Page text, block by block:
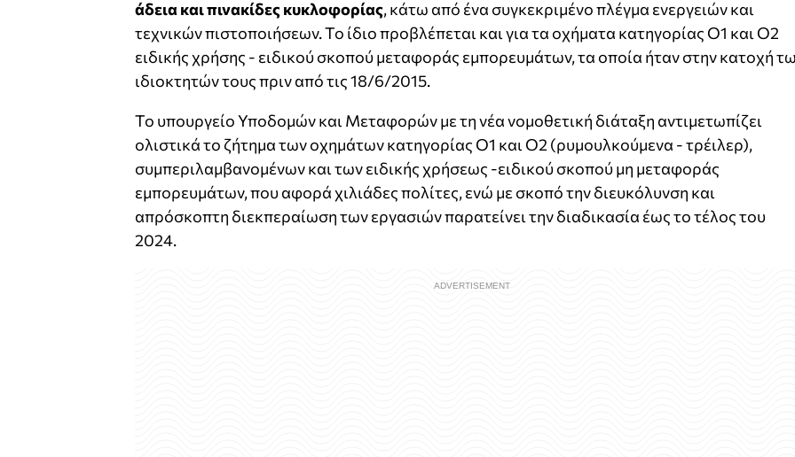
άδεια και πινακίδες κυκλοφορίας, κάτω από ένα συγκεκριμένο πλέγμα ενεργειών και
τεχνικών πιστοποιήσεων. Το ίδιο προβλέπεται και για τα οχήματα κατηγορίας Ο1 και Ο2
ειδικής χρήσης - ειδικού σκοπού μεταφοράς εμπορευμάτων, τα οποία ήταν στην κατοχή
ιδιοκτητών τους πριν από τις 18/6/2015.
Το υπουργείο Υποδομών και Μεταφορών με τη νέα νομοθετική διάταξη αντιμετωπίζει
ολιστικά το ζήτημα των οχημάτων κατηγορίας Ο1 και Ο2 (ρυμουλκούμενα - τρέιλερ),
συμπεριλαμβανομένων και των ειδικής χρήσεως -ειδικού σκοπού μη μεταφοράς
εμπορευμάτων, που αφορά χιλιάδες πολίτες, ενώ με σκοπό την διευκόλυνση και
απρόσκοπτη διεκπεραίωση των εργασιών παρατείνει την διαδικασία έως το τέλος του
2024.